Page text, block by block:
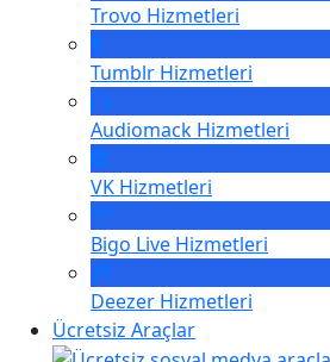
Trovo Hizmetleri
Tumblr Hizmetleri
Audiomack Hizmetleri
VK Hizmetleri
Bigo Live Hizmetleri
Deezer Hizmetleri
Ücretsiz Araçlar